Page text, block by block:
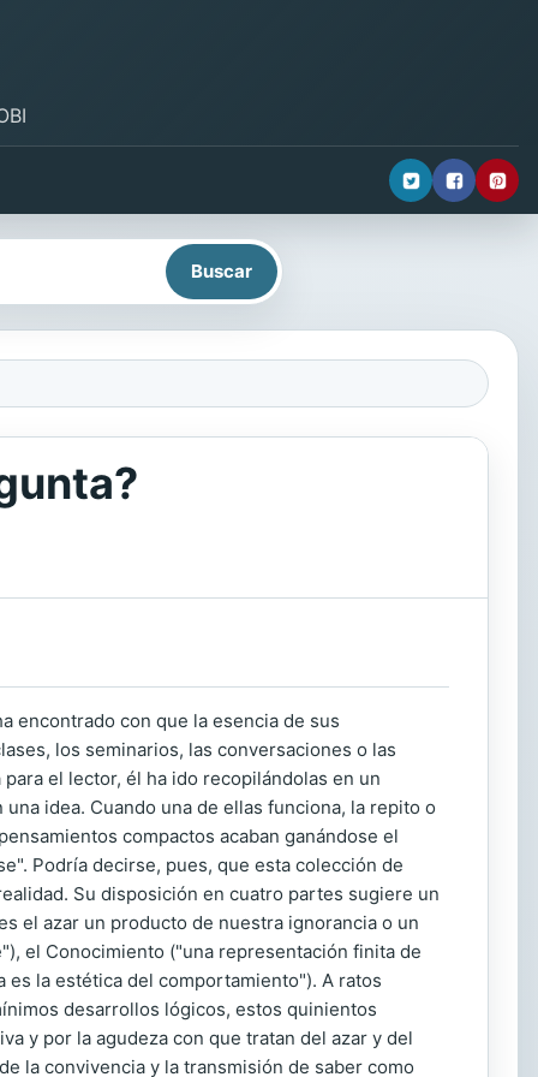
encontrado con que la esencia de sus
los seminarios, las conversaciones o las
el lector, él ha ido recopilándolas en un
idea. Cuando una de ellas funciona, la repito o
compactos acaban ganándose el
Podría decirse, pues, que esta colección de
Su disposición en cuatro partes sugiere un
el azar un producto de nuestra ignorancia o un
el Conocimiento ("una representación finita de
la estética del comportamiento"). A ratos
desarrollos lógicos, estos quinientos
y por la agudeza con que tratan del azar y del
la convivencia y la transmisión de saber como